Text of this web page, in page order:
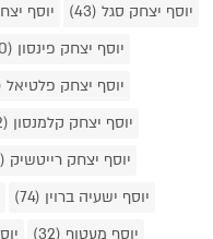
יוסף יצחק סגל (43)
יוסף
יוסף יצחק פינסון (20)
יוסף יצחק פלטיאל
יוסף יצחק קלמנסון (12)
יוסף יצחק רייטשיק (112)
יוסף ישעיה ברוין (74)
יוסף מעטוף (32)